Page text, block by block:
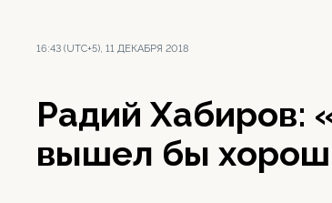
16:43 (UTC+5), 11 ДЕКАБРЯ 2018
Радий Хабиров:
вышел бы